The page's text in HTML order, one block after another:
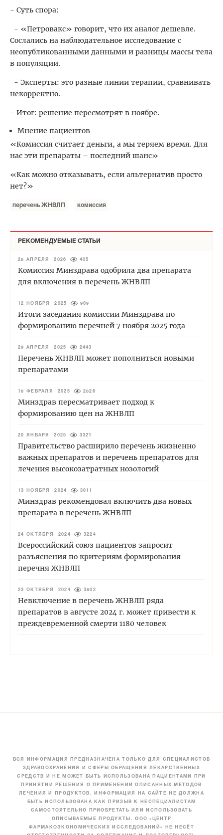
- Суть спора:
- «Петровакс» говорит, что их аналог дешевле.
Сослались на наблюдательное исследование с
неопубликованными данными и разницы массы тела
в популяции.
- Эксперты: это разные линии терапии, сравнивать
некорректно.
- Итог: решение пересмотрят в ноябре.
Мнение пациентов
«Комиссия считает деньги, а мы теряем время. Для
нас эти препараты – последний шанс»
«Как можно отказывать, если альтернатив просто
нет?»
перечень ЖНВЛП комиссия
РЕКОМЕНДУЕМЫЕ СТАТЬИ
28 АПРЕЛЯ 2026 405
Комиссия Минздрава одобрила два препарата
для включения в перечень ЖНВЛП
12 НОЯБРЯ 2025 909
Итоги заседания комиссии Минздрава по
формированию перечней 7 ноября 2025 года
29 АПРЕЛЯ 2025 2443
Перечень ЖНВЛП может пополниться новыми
препаратами
18 ФЕВРАЛЯ 2025 2826
Минздрав пересматривает подход к
формированию цен на ЖНВЛП
20 ЯНВАРЯ 2025 3321
Правительство расширило перечень жизненно
важных препаратов и перечень препаратов для
лечения высокозатратных нозологий
13 НОЯБРЯ 2024 3011
Минздрав рекомендовал включить два новых
препарата в перечень ЖНВЛП
24 ОКТЯБРЯ 2024 3224
Всероссийский союз пациентов запросит
разъяснения по критериям формирования
перечня ЖНВЛП
23 ОКТЯБРЯ 2024 3802
Невключение в перечень ЖНВЛП ряда
препаратов в августе 2024 г. может привести к
преждевременной смерти 1180 человек
ВСЯ ИНФОРМАЦИЯ ПРЕДНАЗНАЧЕНА ТОЛЬКО ДЛЯ СПЕЦИАЛИСТОВ
ЗДРАВООХРАНЕНИЯ И СФЕРЫ ОБРАЩЕНИЯ ЛЕКАРСТВЕННЫХ
СРЕДСТВ И НЕ МОЖЕТ БЫТЬ ИСПОЛЬЗОВАНА ПАЦИЕНТАМИ ПРИ
ПРИНЯТИИ РЕШЕНИЯ О ПРИМЕНЕНИИ ОПИСАННЫХ МЕТОДОВ
ЛЕЧЕНИЯ И ПРОДУКТОВ. ИНФОРМАЦИЯ НА САЙТЕ НЕ ДОЛЖНА
БЫТЬ ИСПОЛЬЗОВАНА КАК ПРИЗЫВ К НЕСПЕЦИАЛИСТАМ
САМОСТОЯТЕЛЬНО ПРИОБРЕТАТЬ ИЛИ ИСПОЛЬЗОВАТЬ
ОПИСЫВАЕМЫЕ ПРОДУКТЫ. ООО «ЦЕНТР
ФАРМАКОЭКОНОМИЧЕСКИХ ИССЛЕДОВАНИЙ» НЕ НЕСЁТ